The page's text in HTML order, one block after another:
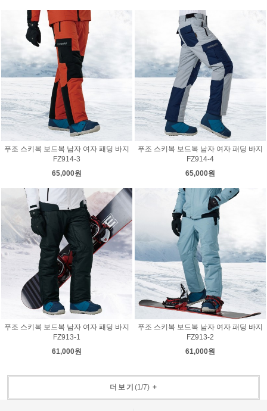
푸조 스키복 보드복 남자 여자 패딩 바지
FZ914-3
65,000원
푸조 스키복 보드복 남자 여자 패딩 바지
FZ914-4
65,000원
푸조 스키복 보드복 남자 여자 패딩 바지
FZ913-1
61,000원
푸조 스키복 보드복 남자 여자 패딩 바지
FZ913-2
61,000원
더보기 (1/7)+